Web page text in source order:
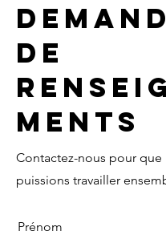
de
ments
Contactez-nous pour que
puissions travailler
Prénom